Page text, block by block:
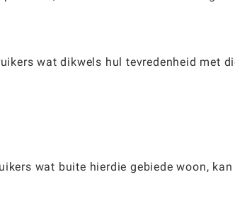
wat dikwels hul tevredenheid met
wat buite hierdie gebiede woon, kan